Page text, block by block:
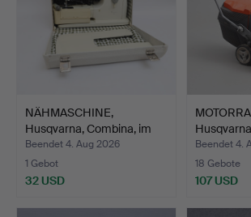
NÄHMASCHINE,
Husqvarna, Combina, im
Koffer.
Beendet 4. Aug 2026
1 Gebot
32 USD
Beendet 4.
18 Gebote
107 USD